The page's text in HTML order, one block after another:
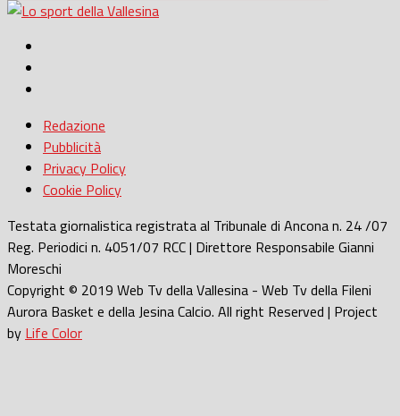
Redazione
Pubblicità
Privacy Policy
Cookie Policy
Testata giornalistica registrata al Tribunale di Ancona n. 24 /07
Reg. Periodici n. 4051/07 RCC | Direttore Responsabile Gianni
Moreschi
Copyright © 2019 Web Tv della Vallesina - Web Tv della Fileni
Aurora Basket e della Jesina Calcio. All right Reserved | Project
by Life Color